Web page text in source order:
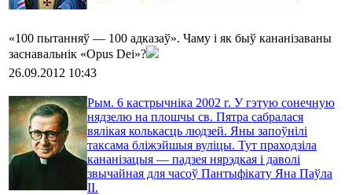
«100 пытанняў — 100 адказаў». Чаму і як быў кананізаваны
заснавальнік «Opus Dei»?
26.09.2012 10:43
Рым. 6 кастрычніка 2002 г. У гэтую сонечную
нядзелю на плошчы св. Пятра сабралася
вялікая колькасць людзей. Яны запоўнілі
таксама бліжэйшыя вуліцы. Тут праходзіла
кананізацыя — падзея нярэдкая і даволі
звычайная для часоў Пантыфікату Яна Паўла
ІІ.